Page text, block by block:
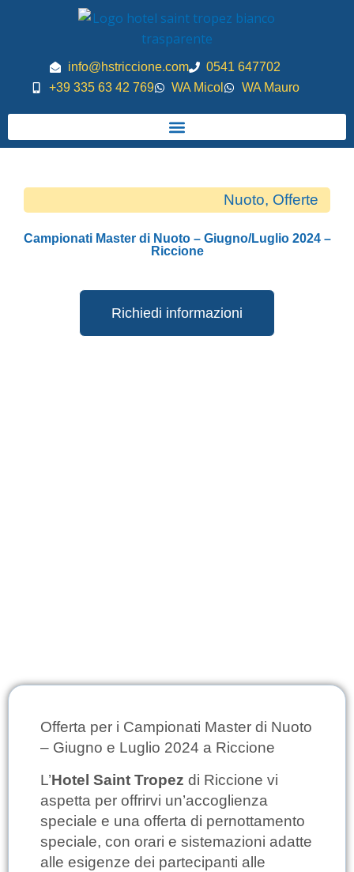
info@hstriccione.com
0541 647702
+39 335 63 42 769
WA Micol WA Mauro
Nuoto, Offerte
Campionati Master di Nuoto – Giugno/Luglio 2024 –
Riccione
Richiedi informazioni
Offerta per i Campionati Master di Nuoto
– Giugno e Luglio 2024 a Riccione
L’Hotel Saint Tropez di Riccione vi
aspetta per offrirvi un’accoglienza
speciale e una offerta di pernottamento
speciale, con orari e sistemazioni adatte
alle esigenze dei partecipanti alle